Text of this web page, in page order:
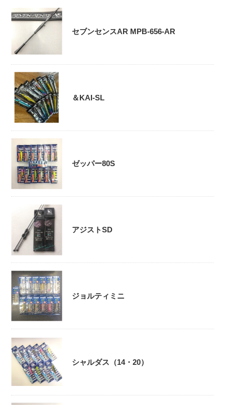
セブンセンスAR MPB-656-AR
＆KAI-SL
ゼッパー80S
アジストSD
ジョルティミニ
シャルダス（14・20）